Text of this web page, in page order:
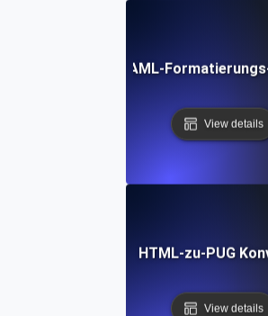
Kostenloses YAML-
View details
HTML-zu-PUG
View details